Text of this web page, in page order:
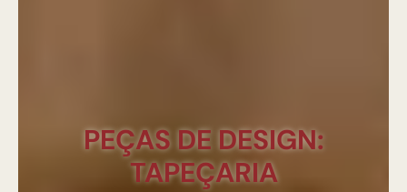
PEÇAS DE DESIGN:
TAPEÇARIA